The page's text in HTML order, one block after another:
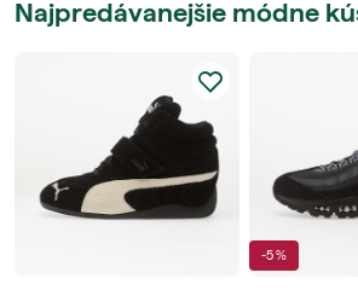
Najpredávanejšie módne
-5 %